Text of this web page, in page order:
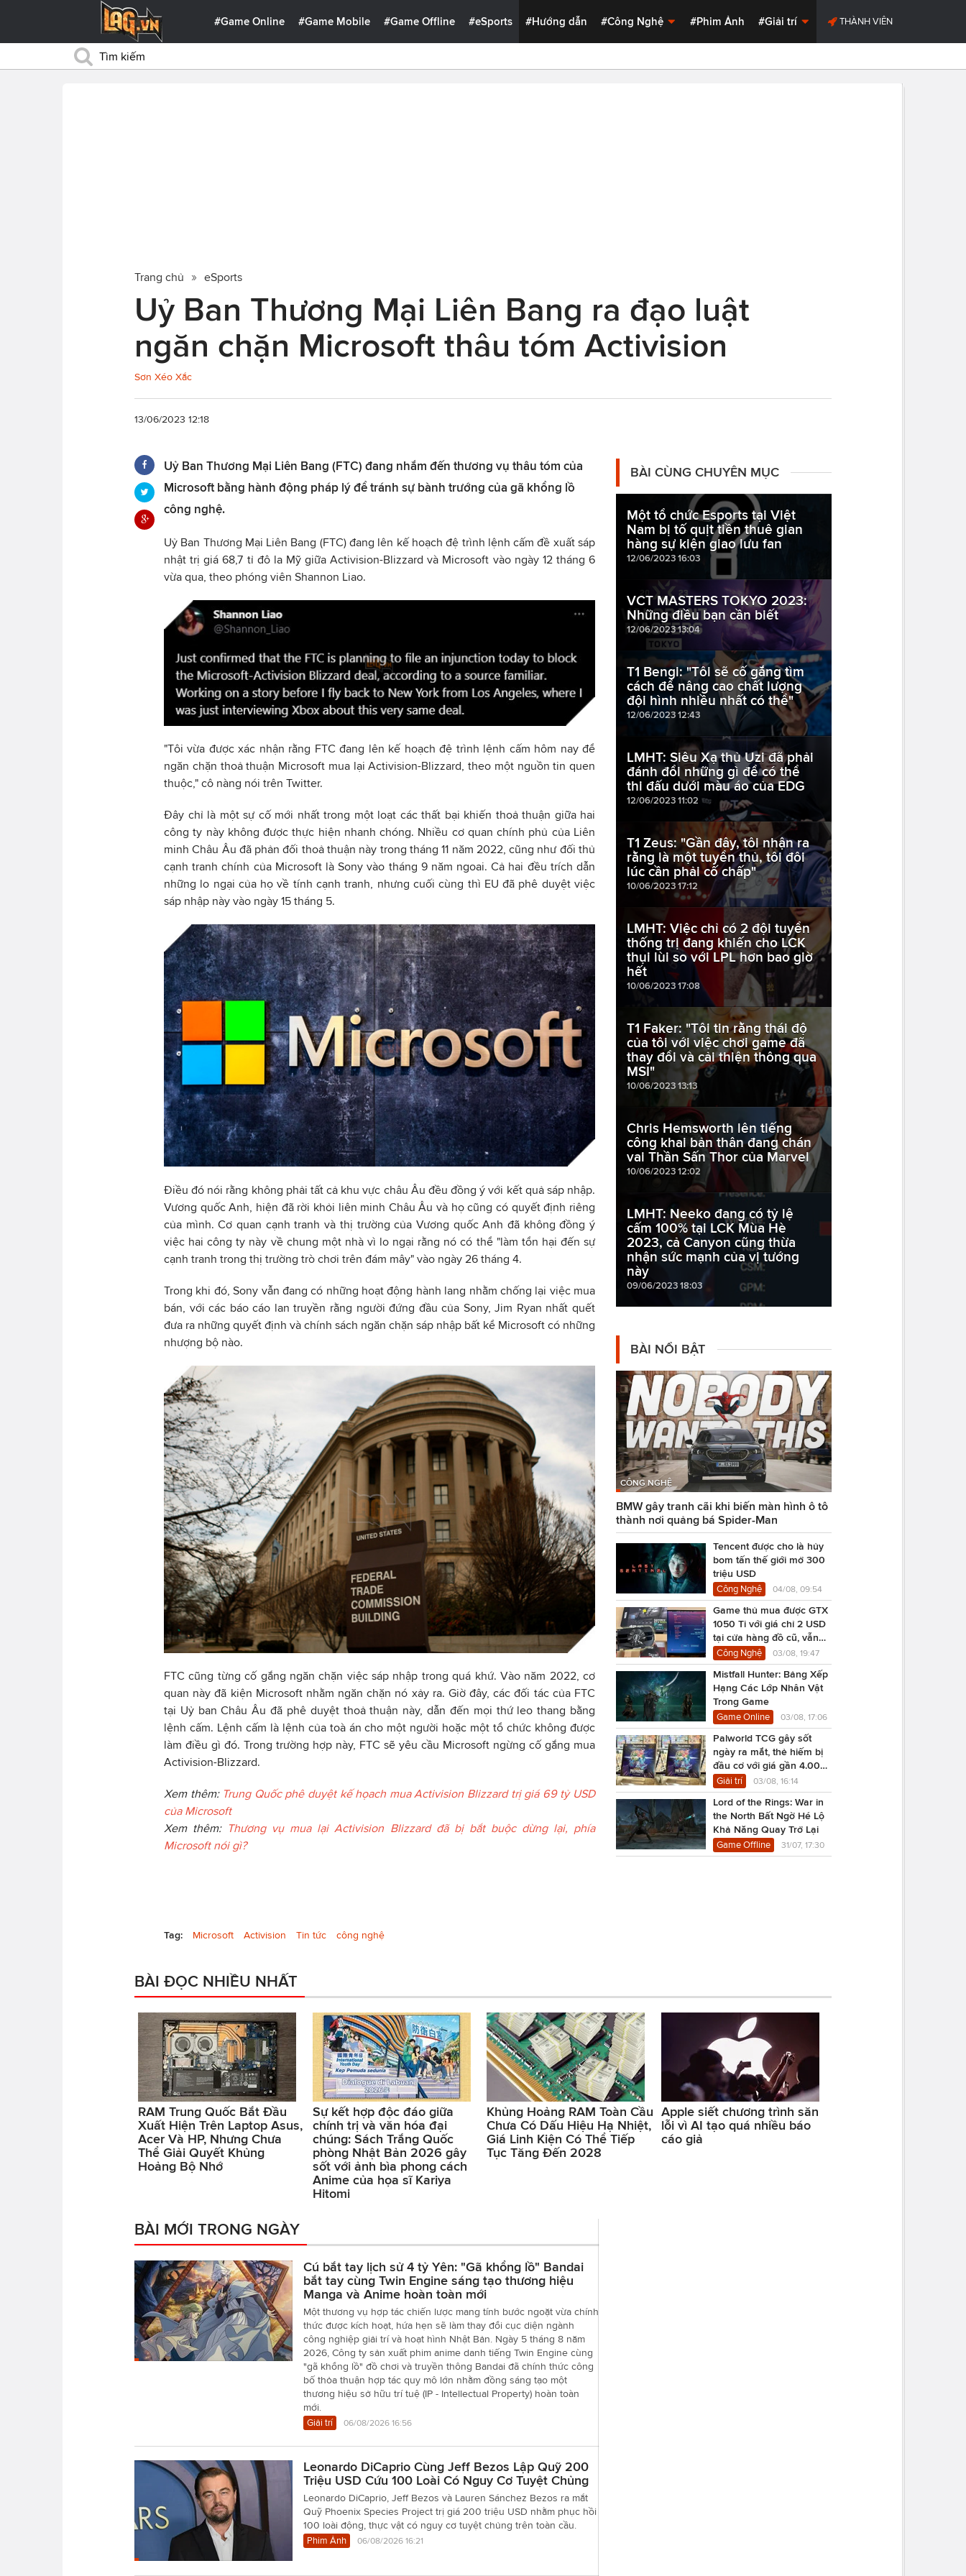
#Game Online #Game Mobile #Game Offline #eSports #Hướng dẫn #Công Nghệ #Phim Ảnh #Giải trí THÀNH VIÊN
Trang chủ eSports
Uỷ Ban Thương Mại Liên Bang ra đạo luật
ngăn chặn Microsoft thâu tóm Activision
Sơn Xéo Xắc
13/06/2023 12:18
Uỷ Ban Thương Mại Liên Bang (FTC) đang nhắm đến thương vụ thâu tóm của
Microsoft bằng hành động pháp lý để tránh sự bành trướng của gã khổng lồ
công nghệ.
Uỷ Ban Thương Mại Liên Bang (FTC) đang lên kế hoạch đệ trình lệnh cấm đề xuất sáp
nhật trị giá 68,7 tỉ đô la Mỹ giữa Activision-Blizzard và Microsoft vào ngày 12 tháng 6
vừa qua, theo phóng viên Shannon Liao.
"Tôi vừa được xác nhận rằng FTC đang lên kế hoạch đệ trình lệnh cấm hôm nay để
ngăn chặn thoả thuận Microsoft mua lại Activision-Blizzard, theo một nguồn tin quen
thuộc," cô nàng nói trên Twitter.
Đây chỉ là một sự cố mới nhất trong một loạt các thất bại khiến thoả thuận giữa hai
công ty này không được thực hiện nhanh chóng. Nhiều cơ quan chính phủ của Liên
minh Châu Âu đã phản đối thoả thuận này trong tháng 11 năm 2022, cũng như đối thủ
cạnh tranh chính của Microsoft là Sony vào tháng 9 năm ngoai. Cả hai đều trích dẫn
những lo ngại của họ về tính cạnh tranh, nhưng cuối cùng thì EU đã phê duyệt việc
sáp nhập này vào ngày 15 tháng 5.
Điều đó nói rằng không phải tất cả khu vực châu Âu đều đồng ý với kết quả sáp nhập.
Vương quốc Anh, hiện đã rời khỏi liên minh Châu Âu và họ cũng có quyết định riêng
của mình. Cơ quan cạnh tranh và thị trường của Vương quốc Anh đã không đồng ý
việc hai công ty này về chung một nhà vì lo ngại rằng nó có thể "làm tổn hại đến sự
cạnh tranh trong thị trường trò chơi trên đám mây" vào ngày 26 tháng 4.
Trong khi đó, Sony vẫn đang có những hoạt động hành lang nhằm chống lại việc mua
bán, với các báo cáo lan truyền rằng người đứng đầu của Sony, Jim Ryan nhất quết
đưa ra những quyết định và chính sách ngăn chặn sáp nhập bất kể Microsoft có những
nhượng bộ nào.
FTC cũng từng cố gắng ngăn chặn việc sáp nhập trong quá khứ. Vào năm 2022, cơ
quan này đã kiện Microsoft nhằm ngăn chặn nó xảy ra. Giờ đây, các đối tác của FTC
tại Uỷ ban Châu Âu đã phê duyệt thoả thuận này, dẫn đến mọi thứ leo thang bằng
lệnh cấm. Lệnh cấm là lệnh của toà án cho một người hoặc một tổ chức không được
làm điều gì đó. Trong trường hợp này, FTC sẽ yêu cầu Microsoft ngừng cố gắng mua
Activision-Blizzard.
Xem thêm: Trung Quốc phê duyệt kế họach mua Activision Blizzard trị giá 69 tỷ USD
của Microsoft
Xem thêm: Thương vụ mua lại Activision Blizzard đã bị bắt buộc dừng lại, phía
Microsoft nói gì?
Tag: Microsoft Activision Tin tức công nghệ
BÀI CÙNG CHUYÊN MỤC
Một tổ chức Esports tại Việt
Nam bị tố quịt tiền thuê gian
hàng sự kiện giao lưu fan
12/06/2023 16:03
VCT MASTERS TOKYO 2023:
Những điều bạn cần biết
12/06/2023 13:04
T1 Bengi: "Tôi sẽ cố gắng tìm
cách để nâng cao chất lượng
đội hình nhiều nhất có thể"
12/06/2023 12:43
LMHT: Siêu Xạ thủ Uzi đã phải
đánh đổi những gì để có thể
thi đấu dưới màu áo của EDG
12/06/2023 11:02
T1 Zeus: "Gần đây, tôi nhận ra
rằng là một tuyển thủ, tôi đôi
lúc cần phải cố chấp"
10/06/2023 17:12
LMHT: Việc chỉ có 2 đội tuyển
thống trị đang khiến cho LCK
thụi lùi so với LPL hơn bao giờ
hết
10/06/2023 17:08
T1 Faker: "Tôi tin rằng thái độ
của tôi với việc chơi game đã
thay đổi và cải thiện thông qua
MSI"
10/06/2023 13:13
Chris Hemsworth lên tiếng
công khai bản thân đang chán
vai Thần Sấn Thor của Marvel
10/06/2023 12:02
LMHT: Neeko đang có tỷ lệ
cấm 100% tại LCK Mùa Hè
2023, cả Canyon cũng thừa
nhận sức mạnh của vị tướng
này
09/06/2023 18:03
BÀI NỔI BẬT
CÔNG NGHỆ
BMW gây tranh cãi khi biến màn hình ô tô
thành nơi quảng bá Spider-Man
Tencent được cho là hủy
bom tấn thế giới mở 300
triệu USD
Công Nghệ 04/08, 09:54
Game thủ mua được GTX
1050 Ti với giá chỉ 2 USD
tại cửa hàng đồ cũ, vẫn
chạy Cyberpunk 2077
Công Nghệ 03/08, 19:47
Mistfall Hunter: Bảng Xếp
Hạng Các Lớp Nhân Vật
Trong Game
Game Online 03/08, 17:06
Palworld TCG gây sốt
ngày ra mắt, thẻ hiếm bị
đầu cơ với giá gần 4.000
USD
Giải trí 03/08, 16:14
Lord of the Rings: War in
the North Bất Ngờ Hé Lộ
Khả Năng Quay Trở Lại
Game Offline 31/07, 17:30
BÀI ĐỌC NHIỀU NHẤT
RAM Trung Quốc Bắt Đầu
Xuất Hiện Trên Laptop Asus,
Acer Và HP, Nhưng Chưa
Thể Giải Quyết Khủng
Hoảng Bộ Nhớ
Sự kết hợp độc đáo giữa
chính trị và văn hóa đại
chúng: Sách Trắng Quốc
phòng Nhật Bản 2026 gây
sốt với ảnh bìa phong cách
Anime của họa sĩ Kariya
Hitomi
Khủng Hoảng RAM Toàn Cầu
Chưa Có Dấu Hiệu Hạ Nhiệt,
Giá Linh Kiện Có Thể Tiếp
Tục Tăng Đến 2028
Apple siết chương trình săn
lỗi vì AI tạo quá nhiều báo
cáo giả
BÀI MỚI TRONG NGÀY
Cú bắt tay lịch sử 4 tỷ Yên: "Gã khổng lồ" Bandai
bắt tay cùng Twin Engine sáng tạo thương hiệu
Manga và Anime hoàn toàn mới
Một thương vụ hợp tác chiến lược mang tính bước ngoặt vừa chính
thức được kích hoạt, hứa hẹn sẽ làm thay đổi cục diện ngành
công nghiệp giải trí và hoạt hình Nhật Bản. Ngày 5 tháng 8 năm
2026, Công ty sản xuất phim anime danh tiếng Twin Engine cùng
"gã khổng lồ" đồ chơi và truyền thông Bandai đã chính thức công
bố thỏa thuận hợp tác quy mô lớn nhằm đồng sáng tạo một
thương hiệu sở hữu trí tuệ (IP - Intellectual Property) hoàn toàn
mới.
Giải trí
06/08/2026 16:56
Leonardo DiCaprio Cùng Jeff Bezos Lập Quỹ 200
Triệu USD Cứu 100 Loài Có Nguy Cơ Tuyệt Chủng
Leonardo DiCaprio, Jeff Bezos và Lauren Sánchez Bezos ra mắt
Quỹ Phoenix Species Project trị giá 200 triệu USD nhằm phục hồi
100 loài động, thực vật có nguy cơ tuyệt chủng trên toàn cầu.
Phim Ảnh
06/08/2026 16:21